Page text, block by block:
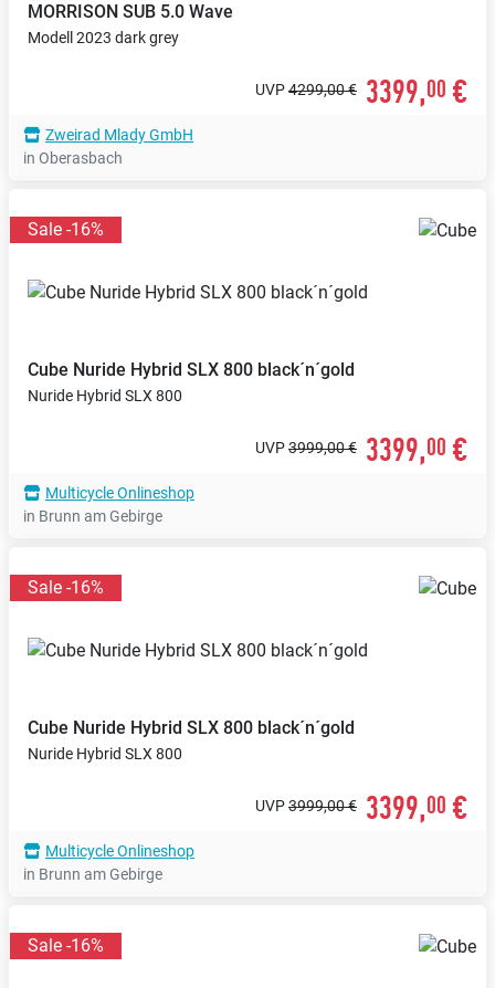
MORRISON SUB 5.0 Wave
Modell 2023 dark grey
UVP4299,00 € 3399,00 €
Zweirad Mlady GmbH
in Oberasbach
Sale -16%
Cube Nuride Hybrid SLX 800 black´n´gold
Nuride Hybrid SLX 800
UVP3999,00 € 3399,00 €
Multicycle Onlineshop
in Brunn am Gebirge
Sale -16%
Cube Nuride Hybrid SLX 800 black´n´gold
Nuride Hybrid SLX 800
UVP3999,00 € 3399,00 €
Multicycle Onlineshop
in Brunn am Gebirge
Sale -16%